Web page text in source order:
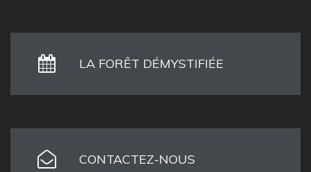
LA FORÊT DÉMYSTIFIÉE
CONTACTEZ-NOUS